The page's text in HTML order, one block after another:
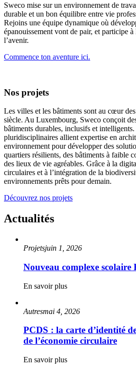
Sweco mise sur un environnement de
durable et un bon équilibre entre vie
Rejoins une équipe dynamique où
épanouissement vont de pair, et participe
l’avenir.
Commence ton aventure ici.
Nos projets
Les villes et les bâtiments sont au cœur
siècle. Au Luxembourg, Sweco conçoit
bâtiments durables, inclusifs et
pluridisciplinaires allient expertise en
environnement pour développer des
quartiers résilients, des bâtiments à faible
des lieux de vie agréables. Grâce à la
circulaires et à l’intégration de la
environnements prêts pour demain.
Découvrez nos projets
Actualités
Projetsjuin 1, 2026
Nouveau complexe scolaire
En savoir plus
Autresmai 4, 2026
PCDS : la carte d’identité
de l’économie circulaire
En savoir plus